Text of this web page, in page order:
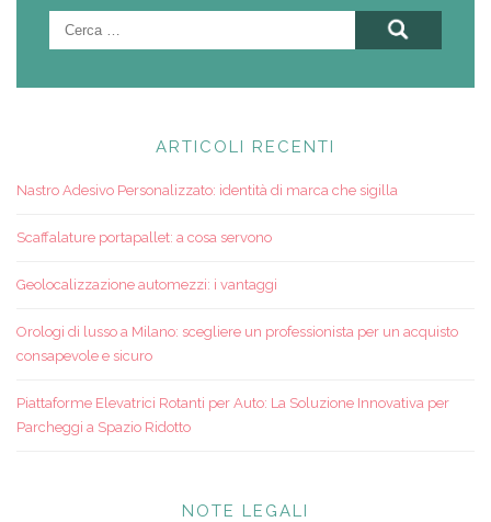
Ricerca
ARTICOLI RECENTI
Nastro Adesivo Personalizzato: identità di marca che sigilla
Scaffalature portapallet: a cosa servono
Geolocalizzazione automezzi: i vantaggi
Orologi di lusso a Milano: scegliere un professionista per un acquisto
consapevole e sicuro
Piattaforme Elevatrici Rotanti per Auto: La Soluzione Innovativa per
Parcheggi a Spazio Ridotto
NOTE LEGALI